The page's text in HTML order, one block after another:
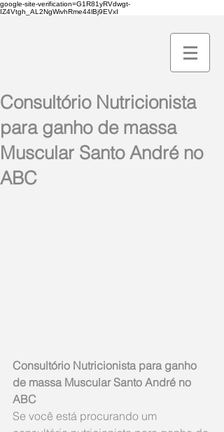
google-site-verification=G1R81yRVdwgt-
IZ4Vtgh_AL2NgWivhRme44lBj9EVxI
Consultório Nutricionista
para ganho de massa
Muscular Santo André no
ABC
Consultório Nutricionista para ganho
de massa Muscular Santo André no
ABC
Se você está procurando um